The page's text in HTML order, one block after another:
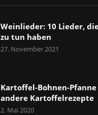
Weinlieder: 10 Lieder,
zu tun haben
27. November 2021
Kartoffel-Bohnen-Pfanne
andere Kartoffelrezepte
2. Mai 2020